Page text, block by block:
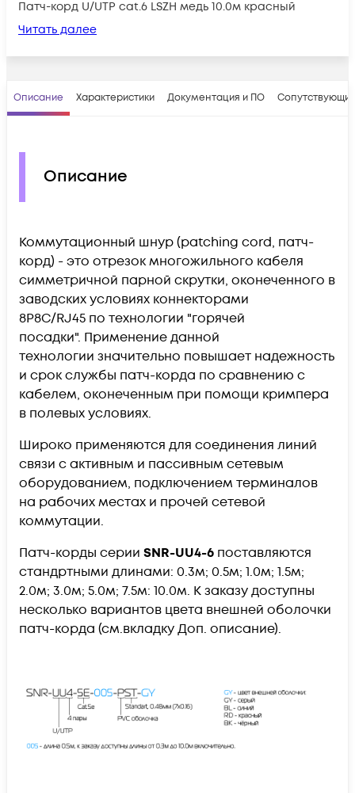
Патч-корд U/UTP cat.6 LSZH медь 10.0м красный
Читать далее
Описание Характеристики Документация и ПО
Описание
Коммутационный шнур (patching cord, патч-
корд) - это отрезок многожильного кабеля
симметричной парной скрутки, оконеченного в
заводских условиях коннекторами
8P8C/RJ45 по технологии "горячей
посадки". Применение данной
технологии значительно повышает надежность
и срок службы патч-корда по сравнению с
кабелем, оконеченным при помощи кримпера
в полевых условиях.
Широко применяются для соединения линий
связи с активным и пассивным сетевым
оборудованием, подключением терминалов
на рабочих местах и прочей сетевой
коммутации.
Патч-корды серии SNR-UU4-6 поставляются
стандртными длинами: 0.3м; 0.5м; 1.0м; 1.5м;
2.0м; 3.0м; 5.0м; 7.5м: 10.0м. К заказу доступны
несколько вариантов цвета внешней оболочки
патч-корда (см.вкладку Доп. описание).